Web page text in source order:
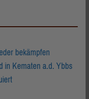
bekämpfen
in Kematen a.d. Ybbs